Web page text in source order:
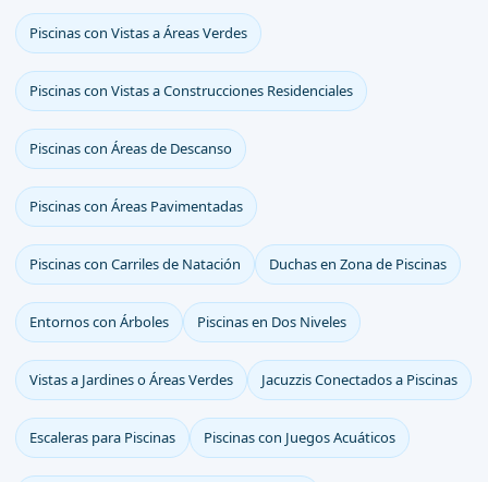
Piscinas con Vistas a Áreas Verdes
Piscinas con Vistas a Construcciones Residenciales
Piscinas con Áreas de Descanso
Piscinas con Áreas Pavimentadas
Piscinas con Carriles de Natación Duchas en Zona de Piscinas
Entornos con Árboles Piscinas en Dos Niveles
Vistas a Jardines o Áreas Verdes Jacuzzis Conectados a Piscinas
Escaleras para Piscinas Piscinas con Juegos Acuáticos